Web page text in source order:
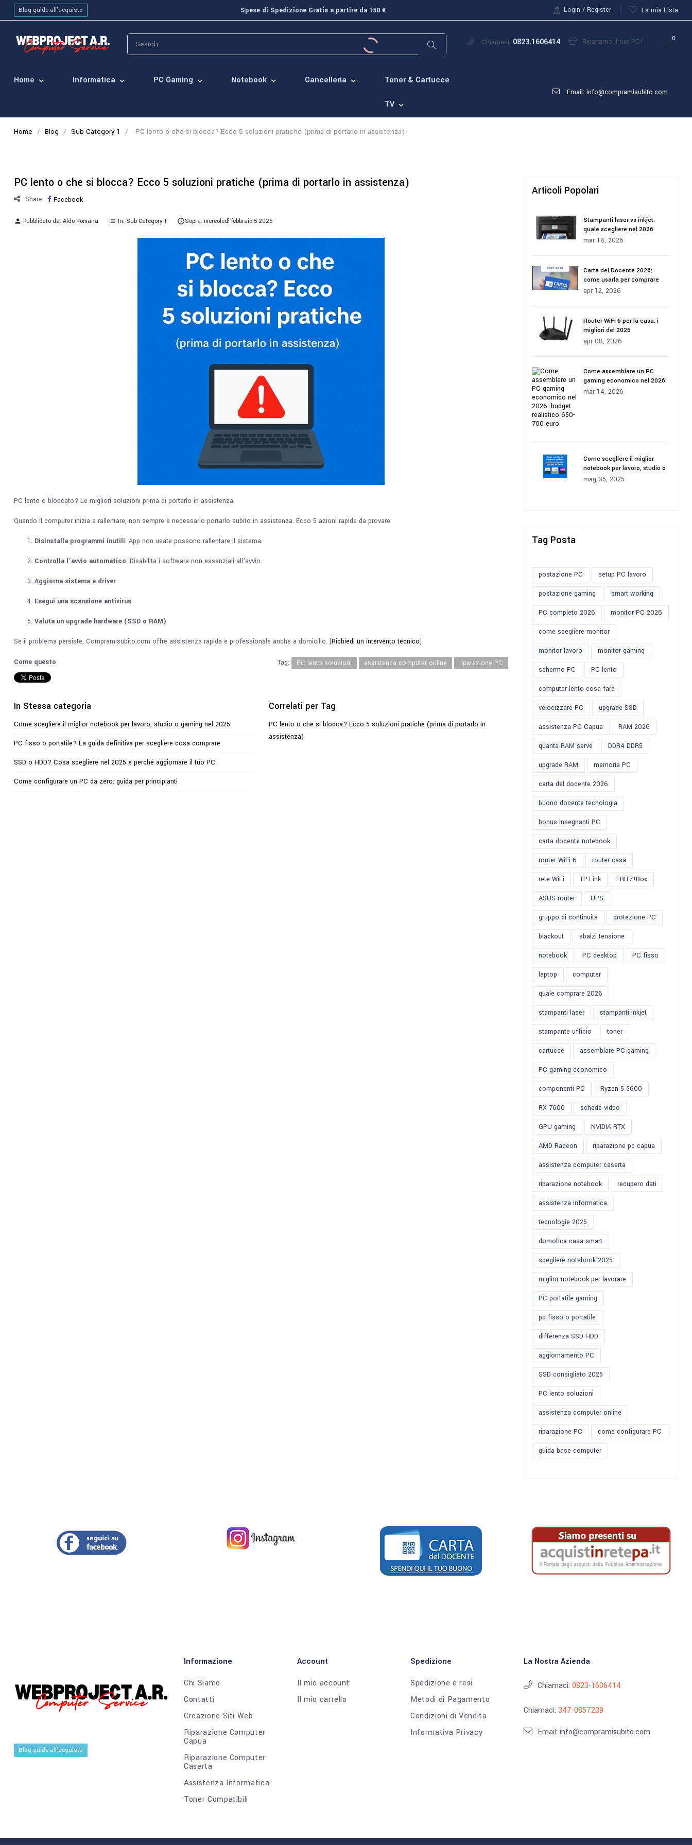
Blog guide all'acquisto Spese di Spedizione Gratis a partire da 150 € La mia Lista
Login Register
0
Chiamaci: 0823.1606414 Ripariamo il tuo PC!
Home Informatica PC Gaming Notebook Cancelleria Toner & Cartucce
TV
Email: info@compramisubito.com
Home Blog Sub Category 1 PC lento o che si blocca? Ecco 5 soluzioni pratiche (prima di portarlo in assistenza)
PC lento o che si blocca? Ecco 5 soluzioni pratiche (prima di portarlo in assistenza)
Share Facebook
person Pubblicato da: Aldo Romana list In: Sub Category 1 Sopra: mercoledì febbraio 5 2025
PC lento o bloccato? Le migliori soluzioni prima di portarlo in assistenza
Quando il computer inizia a rallentare, non sempre è necessario portarlo subito in assistenza. Ecco 5 azioni rapide da provare:
Disinstalla programmi inutili: App non usate possono rallentare il sistema.
Controlla l’avvio automatico: Disabilita i software non essenziali all’avvio.
Aggiorna sistema e driver
Esegui una scansione antivirus
Valuta un upgrade hardware (SSD o RAM)
Se il problema persiste, Compramisubito.com offre assistenza rapida e professionale anche a domicilio. [Richiedi un intervento tecnico]
Come questo Tag: PC lento soluzioni assistenza computer online riparazione PC
In Stessa categoria
Come scegliere il miglior notebook per lavoro, studio o gaming nel 2025
PC fisso o portatile? La guida definitiva per scegliere cosa comprare
SSD o HDD? Cosa scegliere nel 2025 e perché aggiornare il tuo PC
Come configurare un PC da zero: guida per principianti
Correlati per Tag
PC lento o che si blocca? Ecco 5 soluzioni pratiche (prima di portarlo in
assistenza)
Articoli Popolari
Stampanti laser vs inkjet:
quale scegliere nel 2026
mar 18, 2026
Carta del Docente 2026:
come usarla per comprare
tecnologia
apr 12, 2026
Router WiFi 6 per la casa: i
migliori del 2026
apr 08, 2026
Come assemblare un PC
gaming economico nel 2026:
budget realistico 650-700
mar 14, 2026
Come scegliere il miglior
notebook per lavoro, studio o
gaming nel 2025
mag 05, 2025
Tag Posta
postazione PC setup PC lavoro
postazione gaming smart working
PC completo 2026 monitor PC 2026
come scegliere monitor
monitor lavoro monitor gaming
schermo PC PC lento
computer lento cosa fare
velocizzare PC upgrade SSD
assistenza PC Capua RAM 2026
quanta RAM serve DDR4 DDR5
upgrade RAM memoria PC
carta del docente 2026
buono docente tecnologia
bonus insegnanti PC
carta docente notebook
router WiFi 6 router casa
rete WiFi TP-Link FRITZ!Box
ASUS router UPS
gruppo di continuita protezione PC
blackout sbalzi tensione
notebook PC desktop PC fisso
laptop computer
quale comprare 2026
stampanti laser stampanti inkjet
stampante ufficio toner
cartucce assemblare PC gaming
PC gaming economico
componenti PC Ryzen 5 5600
RX 7600 schede video
GPU gaming NVIDIA RTX
AMD Radeon riparazione pc capua
assistenza computer caserta
riparazione notebook recupero dati
assistenza informatica
tecnologie 2025
domotica casa smart
scegliere notebook 2025
miglior notebook per lavorare
PC portatile gaming
pc fisso o portatile
differenza SSD HDD
aggiornamento PC
SSD consigliato 2025
PC lento soluzioni
assistenza computer online
riparazione PC come configurare PC
guida base computer
Blog guide all'acquisto
Informazione
Chi Siamo
Contatti
Creazione Siti Web
Riparazione Computer
Capua
Riparazione Computer
Caserta
Assistenza Informatica
Toner Compatibili
Account
Il mio account
Il mio carrello
Spedizione
Spedizione e resi
Metodi di Pagamento
Condizioni di Vendita
Informativa Privacy
La Nostra Azienda
Chiamaci: 0823-1606414
Chiamaci: 347-0857239
Email: info@compramisubito.com